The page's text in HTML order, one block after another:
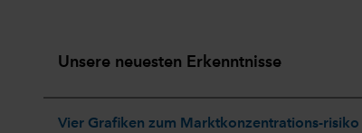
Unsere neuesten Erkenntnisse
Vier Grafiken zum Marktkonzentrations-risiko